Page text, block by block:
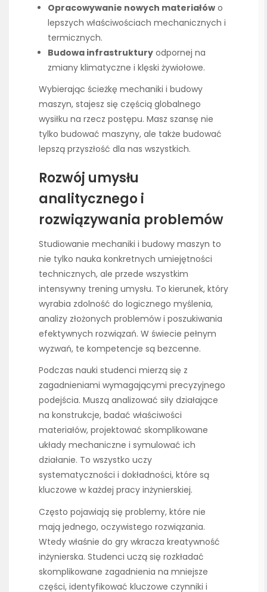
Opracowywanie nowych materiałów o
lepszych właściwościach mechanicznych i
termicznych.
Budowa infrastruktury odpornej na
zmiany klimatyczne i klęski żywiołowe.
Wybierając ścieżkę mechaniki i budowy
maszyn, stajesz się częścią globalnego
wysiłku na rzecz postępu. Masz szansę nie
tylko budować maszyny, ale także budować
lepszą przyszłość dla nas wszystkich.
Rozwój umysłu
analitycznego i
rozwiązywania problemów
Studiowanie mechaniki i budowy maszyn to
nie tylko nauka konkretnych umiejętności
technicznych, ale przede wszystkim
intensywny trening umysłu. To kierunek, który
wyrabia zdolność do logicznego myślenia,
analizy złożonych problemów i poszukiwania
efektywnych rozwiązań. W świecie pełnym
wyzwań, te kompetencje są bezcenne.
Podczas nauki studenci mierzą się z
zagadnieniami wymagającymi precyzyjnego
podejścia. Muszą analizować siły działające
na konstrukcje, badać właściwości
materiałów, projektować skomplikowane
układy mechaniczne i symulować ich
działanie. To wszystko uczy
systematyczności i dokładności, które są
kluczowe w każdej pracy inżynierskiej.
Często pojawiają się problemy, które nie
mają jednego, oczywistego rozwiązania.
Wtedy właśnie do gry wkracza kreatywność
inżynierska. Studenci uczą się rozkładać
skomplikowane zagadnienia na mniejsze
części, identyfikować kluczowe czynniki i